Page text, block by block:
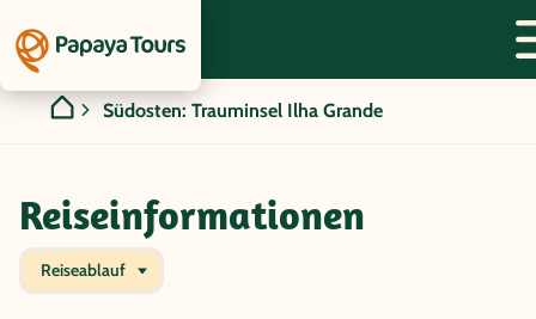
Südosten: Trauminsel Ilha Grande
Reiseinformationen
Reiseablauf